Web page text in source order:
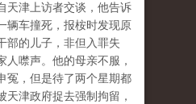
天津上访者交谈，他告诉
辆车撞死，报桉时发现原
部的儿子，非但入罪失
人噤声。他的母亲不服，
冤，但是待了两个星期都
天津政府捉去强制拘留，